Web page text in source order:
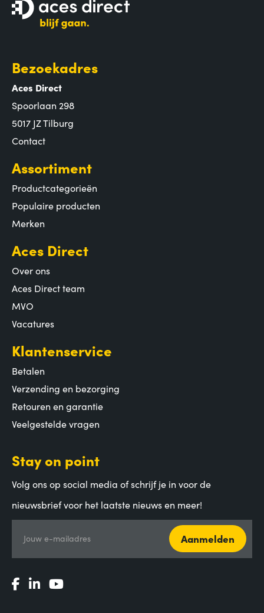
Bezoekadres
Aces Direct
Spoorlaan 298
5017 JZ Tilburg
Contact
Assortiment
Productcategorieën
Populaire producten
Merken
Aces Direct
Over ons
Aces Direct team
MVO
Vacatures
Klantenservice
Betalen
Verzending en bezorging
Retouren en garantie
Veelgestelde vragen
Stay on point
Volg ons op social media of schrijf je in voor de
nieuwsbrief voor het laatste nieuws en meer!
Jouw e-mailadres Aanmelden